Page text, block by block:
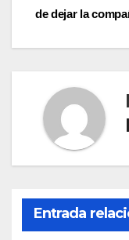
de dejar la
Entrada